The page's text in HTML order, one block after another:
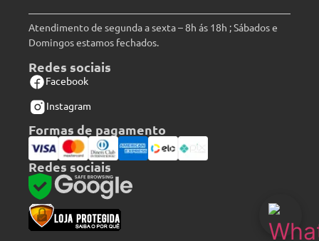
Atendimento de segunda a sexta – 8h ás 18h ; Sábados e
Domingos estamos fechados.
Redes sociais
Facebook
Instagram
Formas de pagamento
Redes sociais